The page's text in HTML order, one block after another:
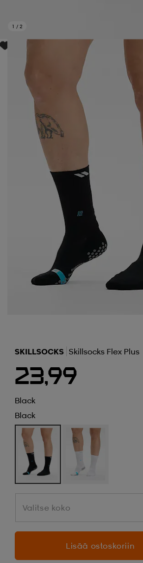
1 / 2
SKILLSOCKS Skillsocks Flex Plus
23,99
Black
Black
Valitse koko
Valitse koko
Lisää ostoskoriin